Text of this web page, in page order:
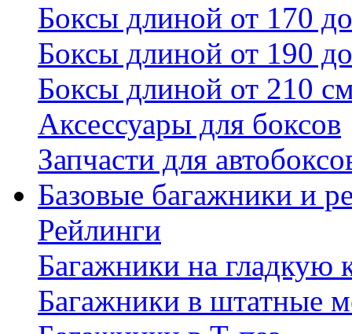
Боксы длиной от 170
Боксы длиной от 190
Боксы длиной от 210
Аксессуары для боксов
Запчасти для
Базовые багажники и
Рейлинги
Багажники на гладкую
Багажники в штатные